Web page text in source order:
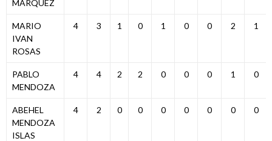
MARQUEZ
MARIO
IVAN
ROSAS
4 3 1 0 1 0 0 2 1
PABLO
MENDOZA
4 4 2 2 0 0 0 1 0
ABEHEL
MENDOZA
ISLAS
4 2 0 0 0 0 0 0 0